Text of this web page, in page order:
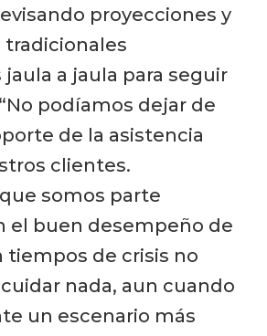
proyecciones y
tradicionales
a jaula para seguir
podíamos dejar de
de la asistencia
clientes.
somos parte
el buen desempeño de
tiempos de crisis no
nada, aun cuando
un escenario más